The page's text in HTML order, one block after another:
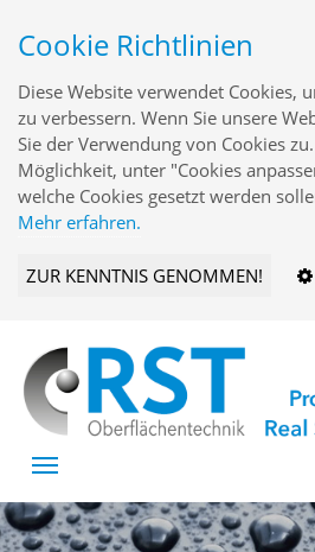
Cookie Richtlinien
Diese Website verwendet Cookies,
zu verbessern. Wenn Sie unsere
Sie der Verwendung von Cookies
Möglichkeit, unter "Cookies
welche Cookies gesetzt werden
Mehr erfahren.
ZUR KENNTNIS GENOMMEN!